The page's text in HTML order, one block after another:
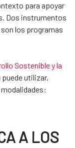
para apoyar
Dos instrumentos
los programas
Sostenible y la
utilizar,
A LOS